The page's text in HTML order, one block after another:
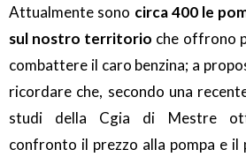
Attualmente sono circa 400 le
sul nostro territorio che offrono
combattere il caro benzina; a
ricordare che, secondo una
studi della Cgia di Mestre
confronto il prezzo alla pompa e il